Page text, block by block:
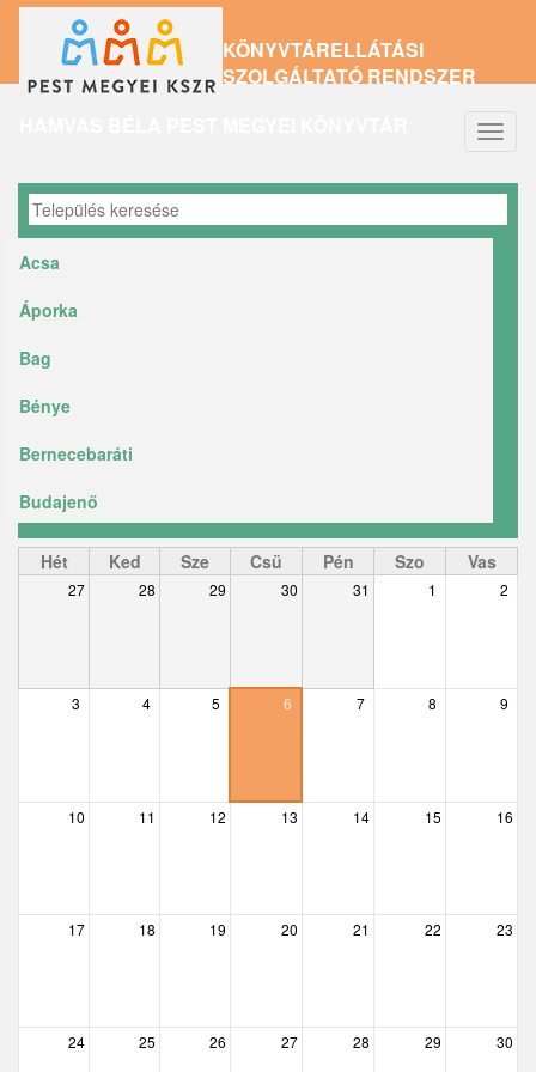
tartalomra
KÖNYVTÁRELLÁTÁSI
SZOLGÁLTATÓ RENDSZER
Acsa
Áporka
Bag
Bénye
Bernecebaráti
Budajenő
Ceglédbercel
Csemő
Csobánka
Délegyháza
Dunabogdány
Hét Ked Sze Csü Pén Szo Vas
27 28 29 30 31 1 2
3 4 5 6 7 8 9
10 11 12 13 14 15 16
17 18 19 20 21 22 23
24 25 26 27 28 29 30